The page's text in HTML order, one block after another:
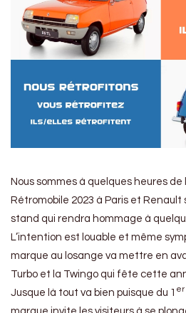
Nous sommes à quelques heures de
Rétromobile 2023 à Paris et
stand qui rendra hommage à
L’intention est louable et même
marque au losange va mettre en
Turbo et la Twingo qui fête cette
Jusque là tout va bien puisque du 1 er